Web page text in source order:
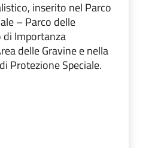
inserito nel Parco
– Parco delle
di Importanza
delle Gravine e nella
Protezione Speciale.